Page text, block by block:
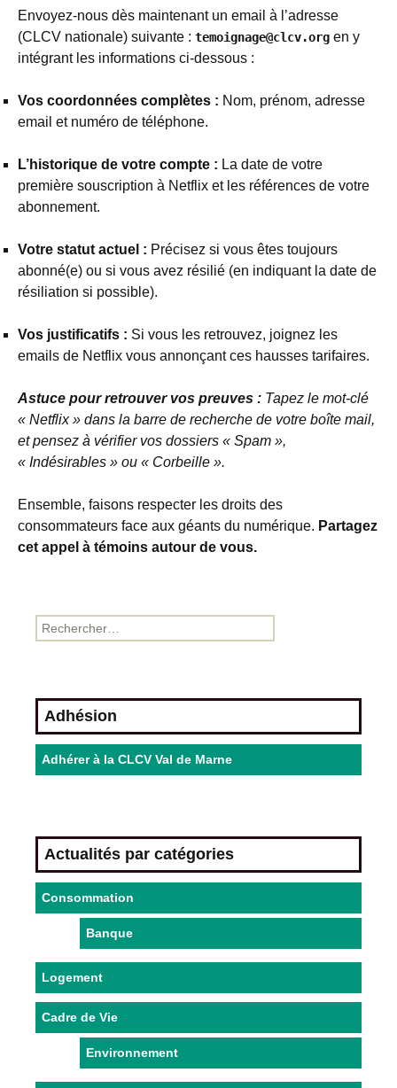
Envoyez-nous dès maintenant un email à l’adresse
(CLCV nationale) suivante : temoignage@clcv.org en y
intégrant les informations ci-dessous :
Vos coordonnées complètes : Nom, prénom, adresse
email et numéro de téléphone.
L’historique de votre compte : La date de votre
première souscription à Netflix et les références de votre
abonnement.
Votre statut actuel : Précisez si vous êtes toujours
abonné(e) ou si vous avez résilié (en indiquant la date de
résiliation si possible).
Vos justificatifs : Si vous les retrouvez, joignez les
emails de Netflix vous annonçant ces hausses tarifaires.
Astuce pour retrouver vos preuves : Tapez le mot-clé
« Netflix » dans la barre de recherche de votre boîte mail,
et pensez à vérifier vos dossiers « Spam »,
« Indésirables » ou « Corbeille ».
Ensemble, faisons respecter les droits des
consommateurs face aux géants du numérique. Partagez
cet appel à témoins autour de vous.
Adhésion
Adhérer à la CLCV Val de Marne
Actualités par catégories
Consommation
Banque
Logement
Cadre de Vie
Environnement